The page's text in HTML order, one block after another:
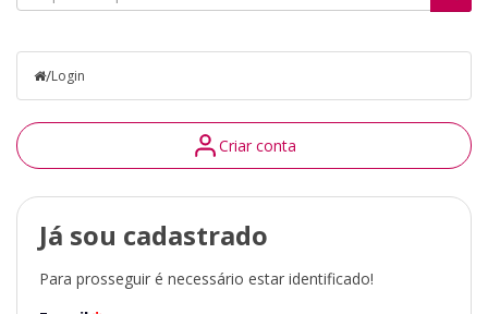
/Login
Criar conta
Já sou cadastrado
Para prosseguir é necessário estar identificado!